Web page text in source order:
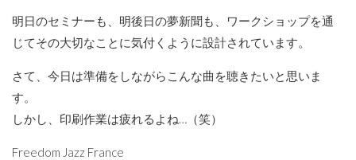
明日のセミナーも、明後日の夢新聞も、ワークショップを通
じてその大切なことに気付くように設計されています。
さて、今日は準備をしながらこんな曲を聴きたいと思いま
す。
しかし、印刷作業は疲れるよね…（笑）
Freedom Jazz France